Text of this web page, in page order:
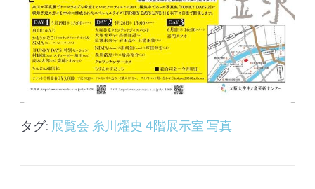
タグ: 展覧会 糸川燿史 4階展示室 写真